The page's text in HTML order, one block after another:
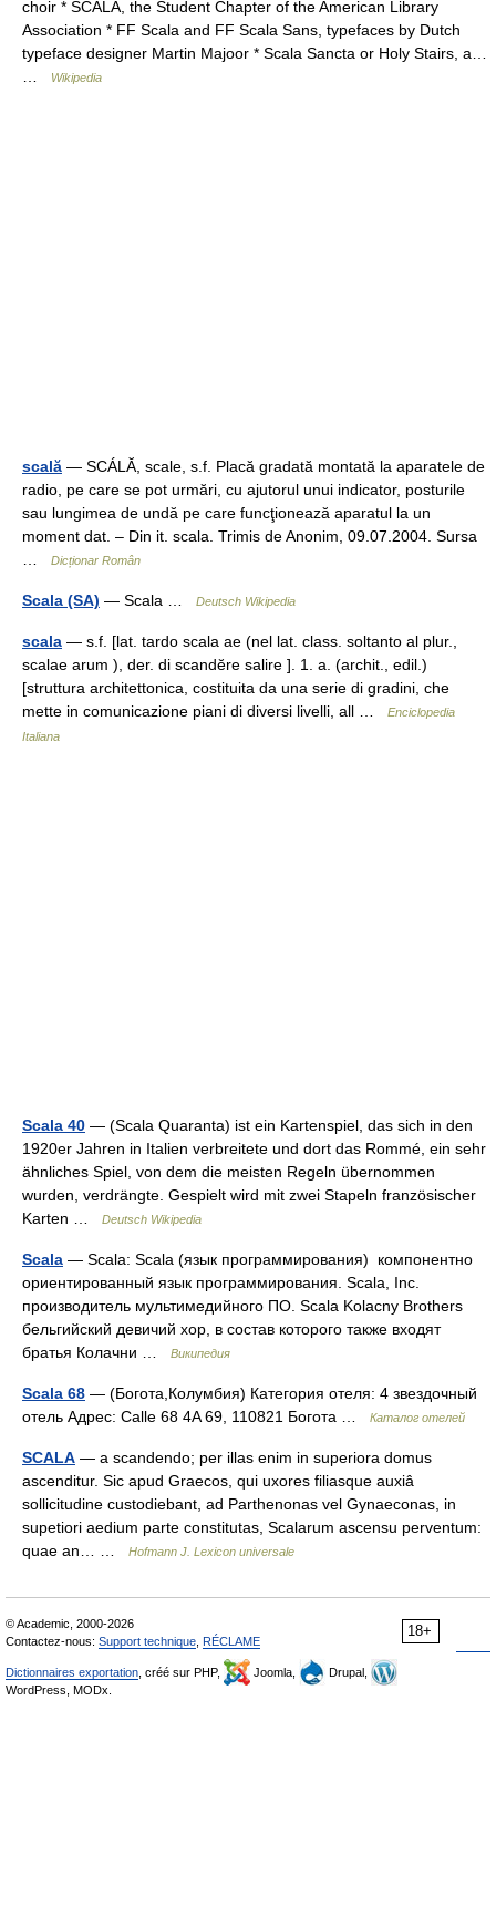
choir * SCALA, the Student Chapter of the American Library
Association * FF Scala and FF Scala Sans, typefaces by Dutch
typeface designer Martin Majoor * Scala Sancta or Holy Stairs, a…
Wikipedia
scală — SCÁLĂ, scale, s.f. Placă gradată montată la aparatele de
radio, pe care se pot urmări, cu ajutorul unui indicator, posturile
sau lungimea de undă pe care funcţionează aparatul la un
moment dat. – Din it. scala. Trimis de Anonim, 09.07.2004. Sursa
Dicționar Român
Scala (SA) — Scala … Deutsch Wikipedia
scala — s.f. [lat. tardo scala ae (nel lat. class. soltanto al plur.,
scalae arum ), der. di scandĕre salire ]. 1. a. (archit., edil.)
[struttura architettonica, costituita da una serie di gradini, che
mette in comunicazione piani di diversi livelli, all …
Enciclopedia
Italiana
Scala 40 — (Scala Quaranta) ist ein Kartenspiel, das sich in den
1920er Jahren in Italien verbreitete und dort das Rommé, ein sehr
ähnliches Spiel, von dem die meisten Regeln übernommen
wurden, verdrängte. Gespielt wird mit zwei Stapeln französischer
Karten …
Deutsch Wikipedia
Scala — Scala: Scala (язык программирования) компонентно
ориентированный язык программирования. Scala, Inc.
производитель мультимедийного ПО. Scala Kolacny Brothers
бельгийский девичий хор, в состав которого также входят
братья Колачни …
Википедия
Scala 68 — (Богота,Колумбия) Категория отеля: 4 звездочный
отель Адрес: Calle 68 4A 69, 110821 Богота …
Каталог отелей
SCALA — a scandendo; per illas enim in superiora domus
ascenditur. Sic apud Graecos, qui uxores filiasque auxiâ
sollicitudine custodiebant, ad Parthenonas vel Gynaeconas, in
supetiori aedium parte constitutas, Scalarum ascensu perventum:
quae an… …
Hofmann J. Lexicon universale
18+
© Academic, 2000-2026
Contactez-nous: Support technique RÉCLAME
Dictionnaires exportation , créé sur PHP, Joomla,
Drupal,
WordPress, MODx.